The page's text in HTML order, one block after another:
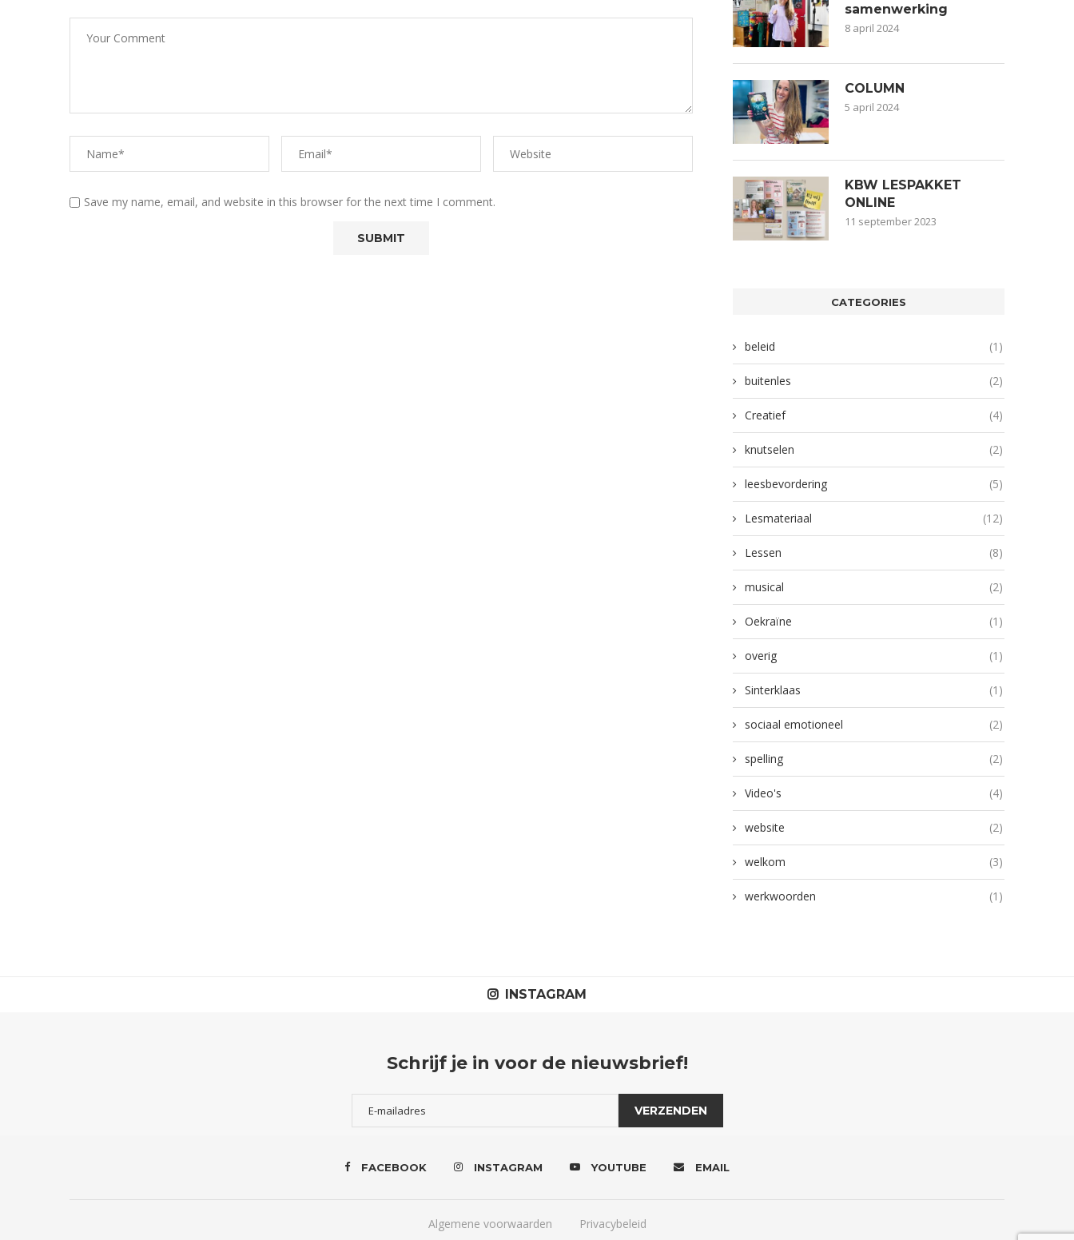
Save my name, email, and website in this browser for the next time I comment.
samenwerking
8 april 2024
COLUMN
5 april 2024
KBW LESPAKKET
ONLINE
11 september 2023
CATEGORIES
beleid (1)
buitenles (2)
Creatief (4)
knutselen (2)
leesbevordering (5)
Lesmateriaal (12)
Lessen (8)
musical (2)
Oekraïne (1)
overig (1)
Sinterklaas (1)
sociaal emotioneel (2)
spelling (2)
Video's (4)
website (2)
welkom (3)
werkwoorden (1)
INSTAGRAM
Schrijf je in voor de nieuwsbrief!
FACEBOOK INSTAGRAM YOUTUBE EMAIL
Algemene voorwaarden Privacybeleid